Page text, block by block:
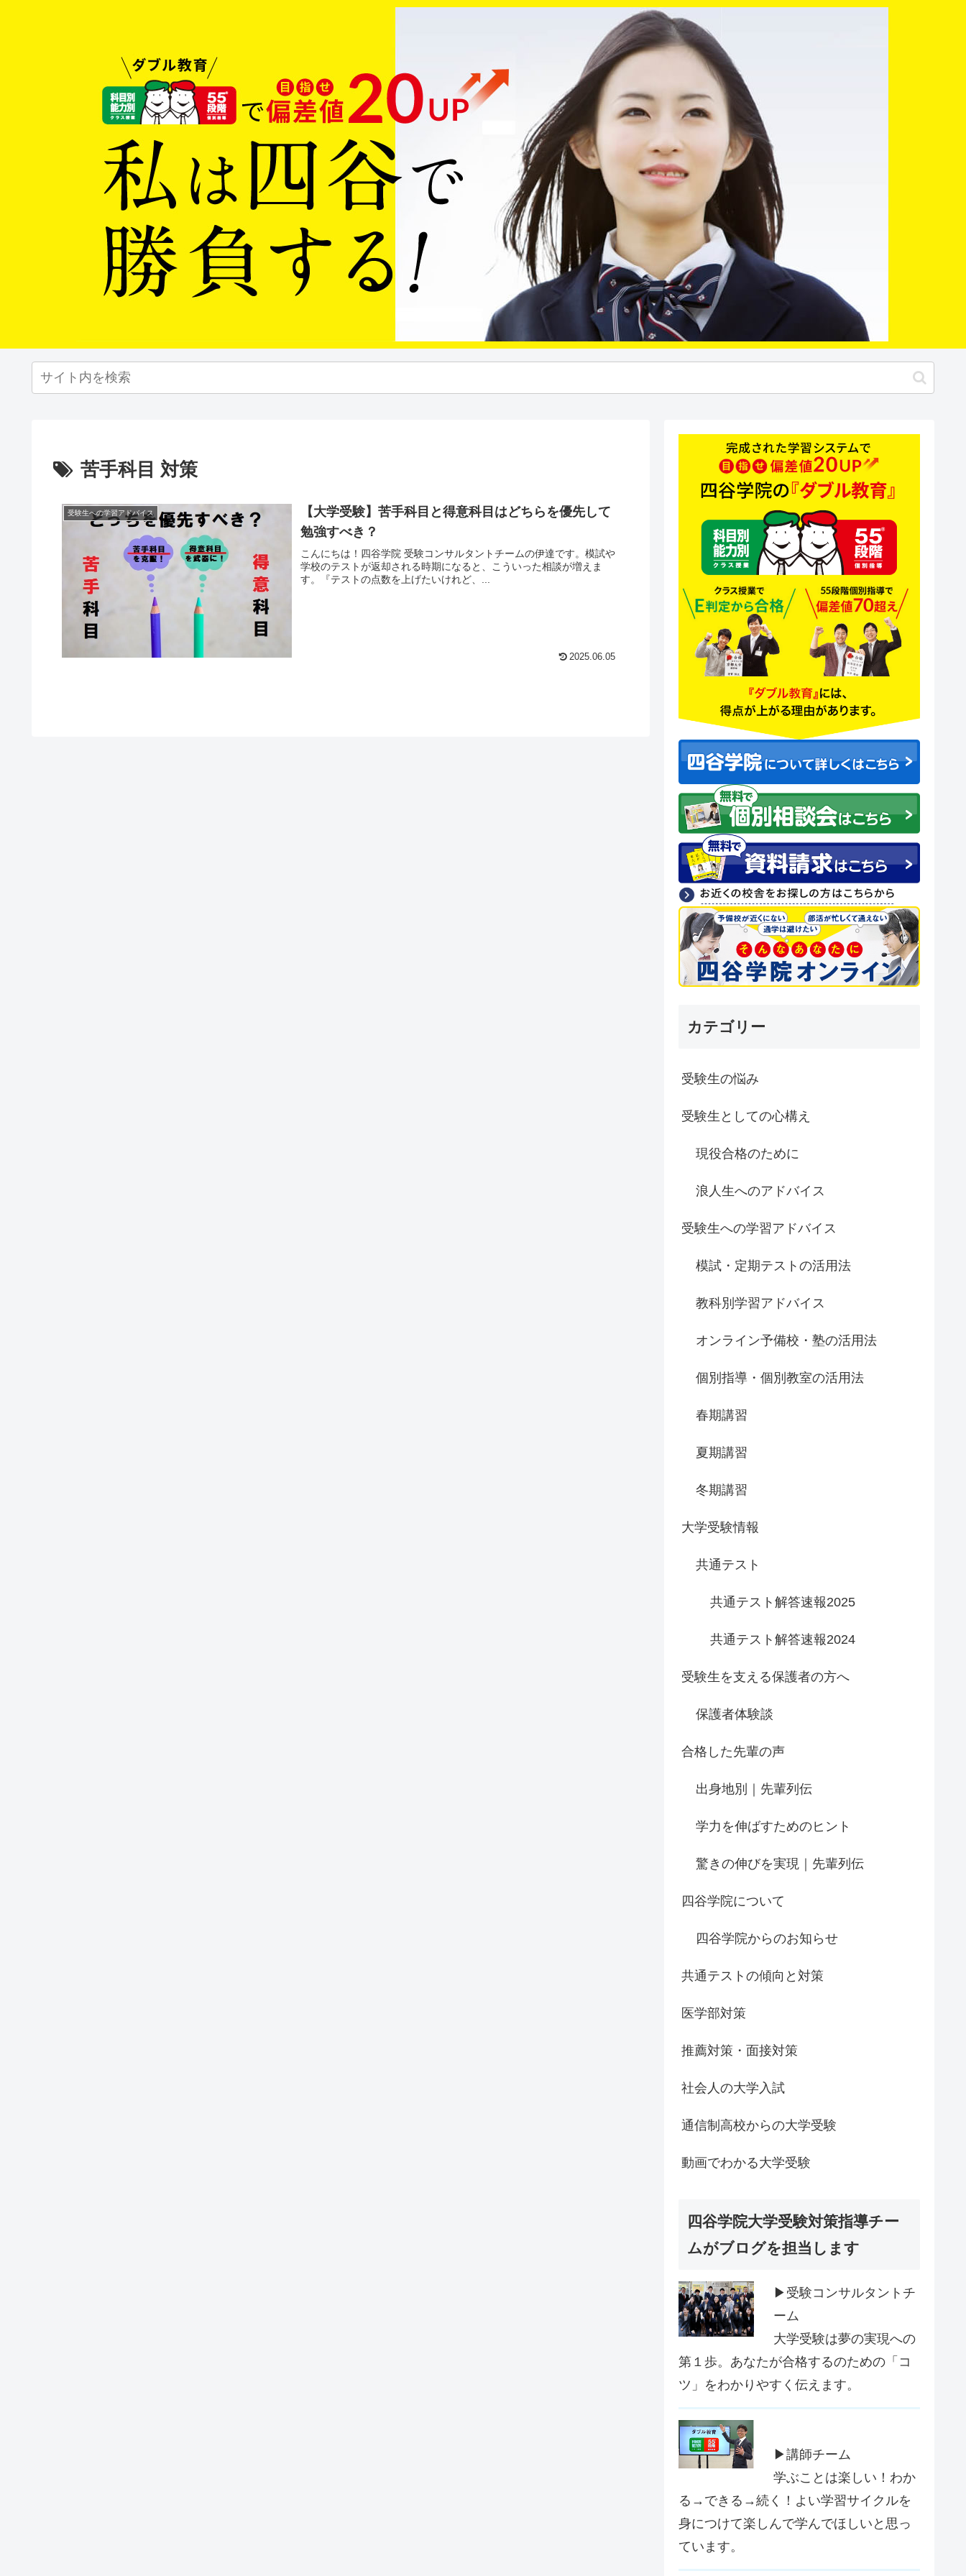
苦手科目 対策
受験生への学習アドバイス
【大学受験】苦手科目と得意科目はどちらを優先して
勉強すべき？
こんにちは！四谷学院 受験コンサルタントチームの伊達です。模試や
学校のテストが返却される時期になると、こういった相談が増えま
す。『テストの点数を上げたいけれど、...
2025.06.05
カテゴリー
受験生の悩み
受験生としての心構え
現役合格のために
浪人生へのアドバイス
受験生への学習アドバイス
模試・定期テストの活用法
教科別学習アドバイス
オンライン予備校・塾の活用法
個別指導・個別教室の活用法
春期講習
夏期講習
冬期講習
大学受験情報
共通テスト
共通テスト解答速報2025
共通テスト解答速報2024
受験生を支える保護者の方へ
保護者体験談
合格した先輩の声
出身地別｜先輩列伝
学力を伸ばすためのヒント
驚きの伸びを実現｜先輩列伝
四谷学院について
四谷学院からのお知らせ
共通テストの傾向と対策
医学部対策
推薦対策・面接対策
社会人の大学入試
通信制高校からの大学受験
動画でわかる大学受験
四谷学院大学受験対策指導チー
ムがブログを担当します
▶受験コンサルタントチ
ーム
大学受験は夢の実現への
第１歩。あなたが合格するのための「コ
ツ」をわかりやすく伝えます。
▶講師チーム
学ぶことは楽しい！わか
る→できる→続く！よい学習サイクルを
身につけて楽しんで学んでほしいと思っ
ています。